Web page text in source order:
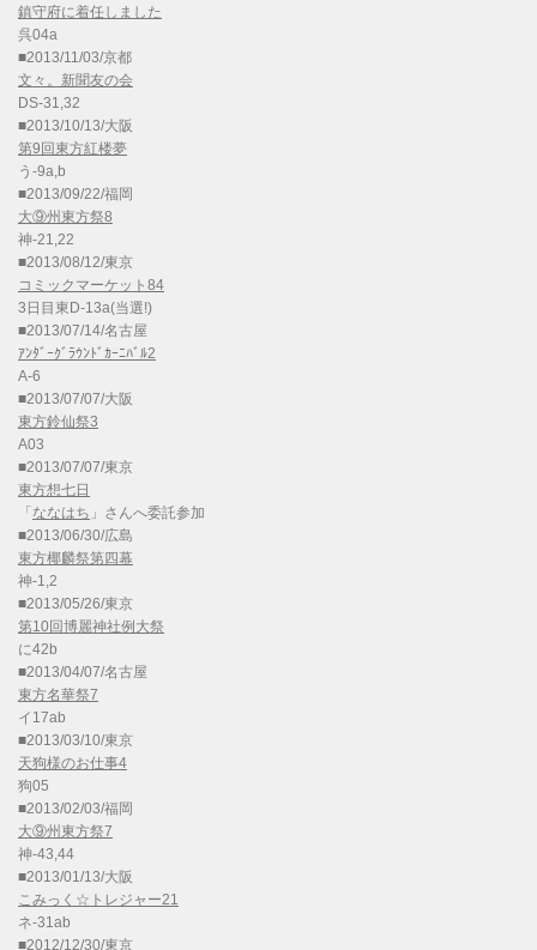
鎮守府に着任しました
呉04a
■2013/11/03/京都
文々。新聞友の会
DS-31,32
■2013/10/13/大阪
第9回東方紅楼夢
う-9a,b
■2013/09/22/福岡
大⑨州東方祭8
神-21,22
■2013/08/12/東京
コミックマーケット84
3日目東D-13a(当選!)
■2013/07/14/名古屋
ｱﾝﾀﾞｰｸﾞﾗｳﾝﾄﾞｶｰﾆﾊﾞﾙ2
A-6
■2013/07/07/大阪
東方鈴仙祭3
A03
■2013/07/07/東京
東方想七日
「 ななはち 」さんへ委託参加
■2013/06/30/広島
東方椰麟祭第四幕
神-1,2
■2013/05/26/東京
第10回博麗神社例大祭
に42b
■2013/04/07/名古屋
東方名華祭7
イ17ab
■2013/03/10/東京
天狗様のお仕事4
狗05
■2013/02/03/福岡
大⑨州東方祭7
神-43,44
■2013/01/13/大阪
こみっく☆トレジャー21
ネ-31ab
■2012/12/30/東京